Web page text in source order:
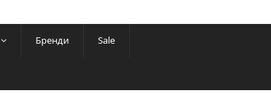
Бренди Sale